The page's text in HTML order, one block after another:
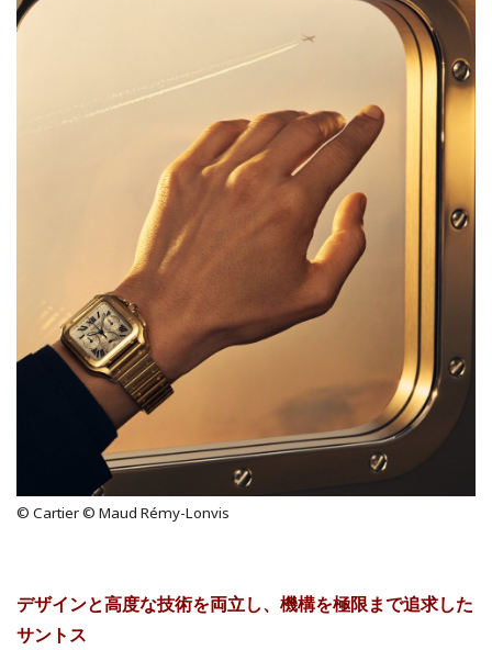
© Cartier © Maud Rémy-Lonvis
デザインと高度な技術を両立し、機構を極限まで追求した
サントス